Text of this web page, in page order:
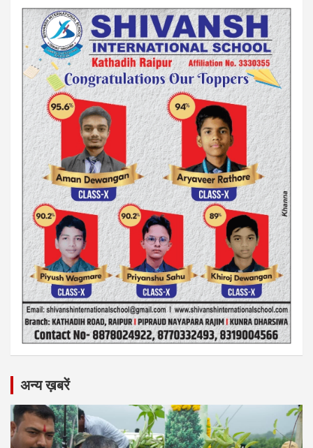
अन्य ख़बरें